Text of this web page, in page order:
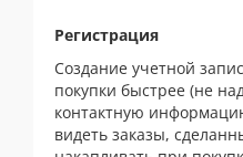
Регистрация
Создание учетной
покупки быстрее (не
контактную
видеть заказы,